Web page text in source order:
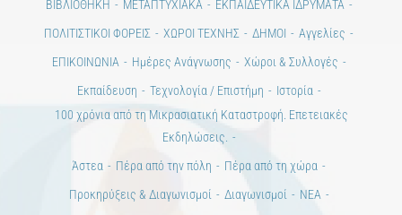
Εκπαίδευση
Τεχνολογία / Επιστήμη
Ιστορία
100 χρόνια από τη Μικρασιατική Καταστροφή. Επετειακές
Εκδηλώσεις.
Άστεα
Πέρα από την πόλη
Πέρα από τη χώρα
Προκηρύξεις & Διαγωνισμοί
Διαγωνισμοί
ΝΕΑ
ART & SCIENCE AREAS
1821-2021 Επέτειος
1821-2021 Anniversary
ΑΡΧΙΚΗ ΑΡΧΙΚΗ – En
ΟΡΟΙ ΧΡΗΣΗΣ ΠΟΛΙΤΙΚΗ ΑΠΟΡΡΗΤΟΥ